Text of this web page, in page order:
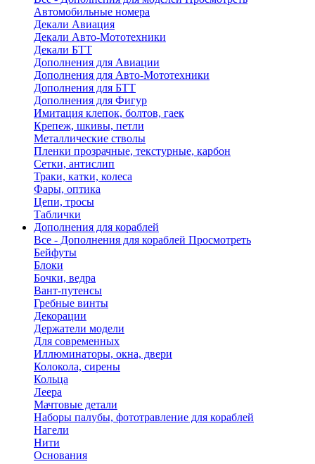
Автомобильные номера
Декали Авиация
Декали Авто-Мототехники
Декали БТТ
Дополнения для Авиации
Дополнения для Авто-Мототехники
Дополнения для БТТ
Дополнения для Фигур
Имитация клепок, болтов, гаек
Крепеж, шкивы, петли
Металлические стволы
Пленки прозрачные, текстурные, карбон
Сетки, антислип
Траки, катки, колеса
Фары, оптика
Цепи, тросы
Таблички
Дополнения для кораблей
Все - Дополнения для кораблей Просмотреть
Бейфуты
Блоки
Бочки, ведра
Вант-путенсы
Гребные винты
Декорации
Держатели модели
Для современных
Иллюминаторы, окна, двери
Колокола, сирены
Кольца
Леера
Мачтовые детали
Наборы палубы, фототравление для кораблей
Нагели
Нити
Основания